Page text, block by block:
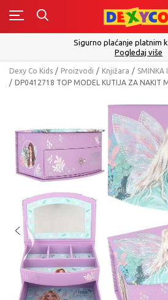
Sigurno plaćanje platnim
Pogledaj više
Dexy Co Kids Proizvodi Knjižara SMINKA
DP0412718 TOP MODEL KUTIJA ZA NAKIT